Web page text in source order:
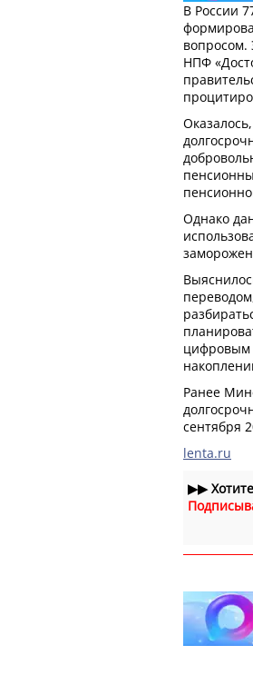
В России
вопросом.
НПФ
Однако
цифровым
Ранее
сентября
lenta.ru
▶▶